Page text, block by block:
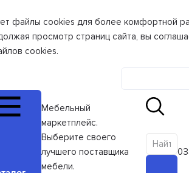
файлы cookies для более комфортной
просмотр страниц сайта, вы
cookies.
Мебельный
маркетплейс.
Выберите своего
лучшего поставщика
мебели.
0